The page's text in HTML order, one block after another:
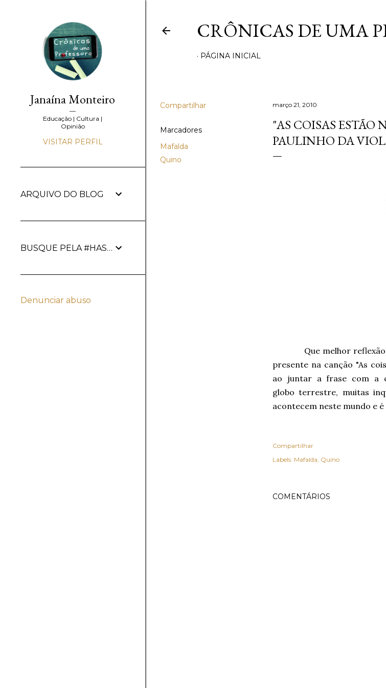
CRÔNICAS DE UMA
PÁGINA INICIAL
Compartilhar
Marcadores
Mafalda
Quino
março 21, 2010
"AS COISAS ESTÃO
PAULINHO DA
Que melhor reflexão
presente na canção "As
ao juntar a frase com a
globo terrestre, muitas
acontecem neste mundo e
Compartilhar
Labels: Mafalda Quino
COMENTÁRIOS
Janaína Monteiro
Educação | Cultura |
Opinião
VISITAR PERFIL
ARQUIVO DO BLOG
BUSQUE PELA #HASHTAG
Denunciar abuso